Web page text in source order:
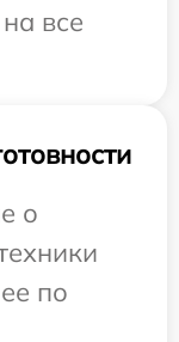
все
о
по